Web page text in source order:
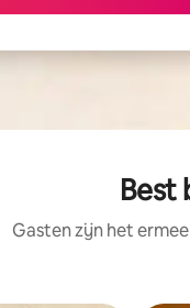
Best
Gasten zijn het